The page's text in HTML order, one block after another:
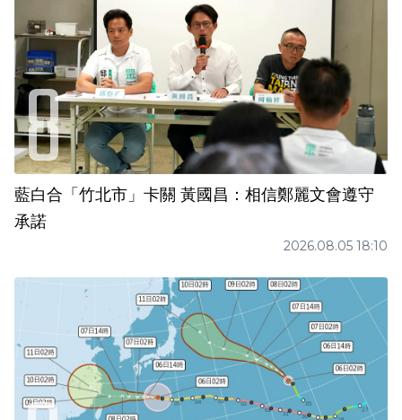
藍白合「竹北市」卡關 黃國昌：相信鄭麗文會遵守
承諾
2026.08.05 18:10